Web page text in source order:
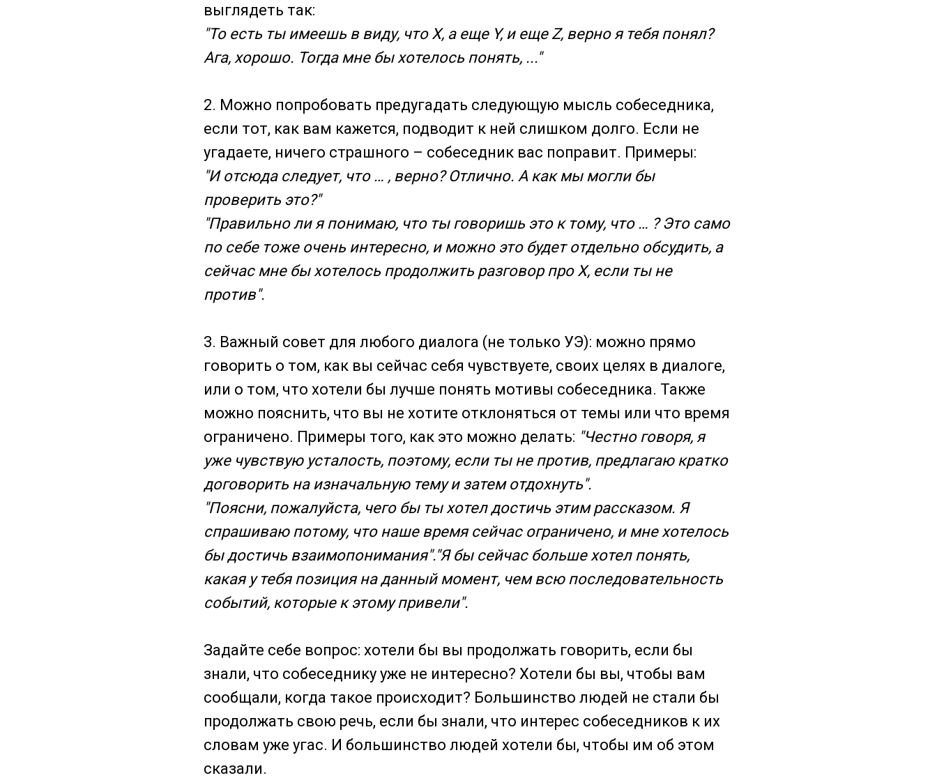
выглядеть так:
"То есть ты имеешь в виду, что X, а еще Y, и еще Z, верно я тебя понял?
Ага, хорошо. Тогда мне бы хотелось понять, ..."
2. Можно попробовать предугадать следующую мысль собеседника,
если тот, как вам кажется, подводит к ней слишком долго. Если не
угадаете, ничего страшного – собеседник вас поправит. Примеры:
"И отсюда следует, что … , верно? Отлично. А как мы могли бы
проверить это?"
"Правильно ли я понимаю, что ты говоришь это к тому, что … ? Это само
по себе тоже очень интересно, и можно это будет отдельно обсудить, а
сейчас мне бы хотелось продолжить разговор про X, если ты не
против".
3. Важный совет для любого диалога (не только УЭ): можно прямо
говорить о том, как вы сейчас себя чувствуете, своих целях в диалоге,
или о том, что хотели бы лучше понять мотивы собеседника. Также
можно пояснить, что вы не хотите отклоняться от темы или что время
ограничено. Примеры того, как это можно делать: "Честно говоря, я
уже чувствую усталость, поэтому, если ты не против, предлагаю кратко
договорить на изначальную тему и затем отдохнуть".
"Поясни, пожалуйста, чего бы ты хотел достичь этим рассказом. Я
спрашиваю потому, что наше время сейчас ограничено, и мне хотелось
бы достичь взаимопонимания"."Я бы сейчас больше хотел понять,
какая у тебя позиция на данный момент, чем всю последовательность
событий, которые к этому привели".
Задайте себе вопрос: хотели бы вы продолжать говорить, если бы
знали, что собеседнику уже не интересно? Хотели бы вы, чтобы вам
сообщали, когда такое происходит? Большинство людей не стали бы
продолжать свою речь, если бы знали, что интерес собеседников к их
словам уже угас. И большинство людей хотели бы, чтобы им об этом
сказали.